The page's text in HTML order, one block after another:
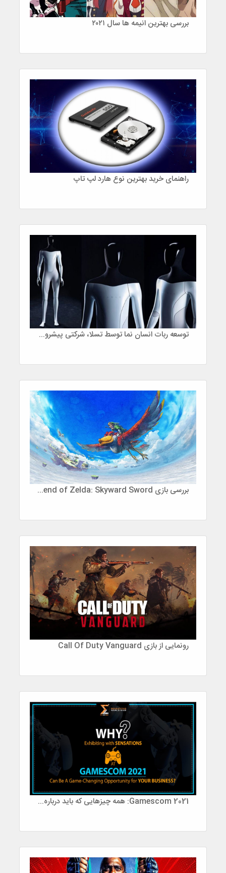
بررسی بهترین انیمه ها سال ۲۰۲۱
راهنمای خرید بهترین نوع هارد لپ تاپ
توسعه ربات انسان نما توسط تسلا، شرکتی پیشرو در صنعت
بررسی بازی The Legend of Zelda: Skyward Sword
رونمایی از بازی Call Of Duty Vanguard
Gamescom 2021: همه چیزهایی که باید درباره آن بدانید!